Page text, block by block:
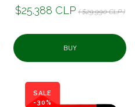
$25.388 CLP ( $29.990 CLP )
BUY
SALE
-30%